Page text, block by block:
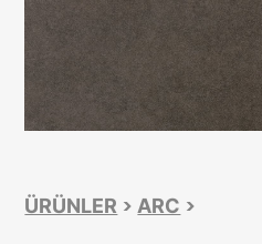
ÜRÜNLER >ARC >